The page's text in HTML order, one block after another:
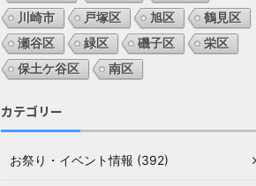
川崎市
戸塚区 旭区
鶴見区
瀬谷区
緑区 磯子区
栄区
保土ケ谷区
南区
カテゴリー
お祭り・イベント情報 (392)